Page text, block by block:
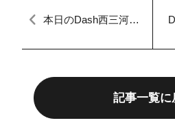
本日のDash西三河
記事一覧に